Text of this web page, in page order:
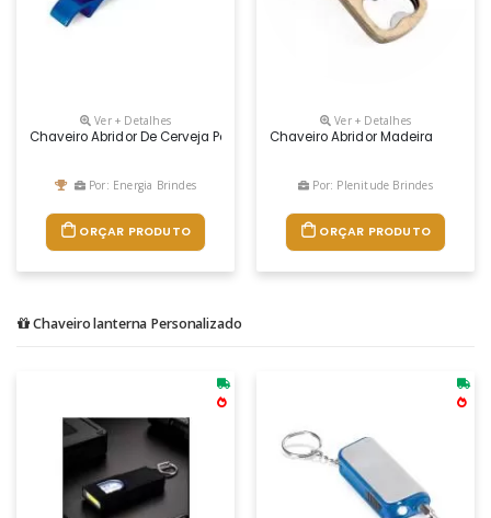
Ver + Detalhes
Chaveiro Abridor De Cerveja Personalizado
Por: Energia Brindes
ORÇAR PRODUTO
Ver + Detalhes
Chaveiro Abridor Madeira
Por: Plenitude Brindes
ORÇAR PRODUTO
Chaveiro lanterna Personalizado